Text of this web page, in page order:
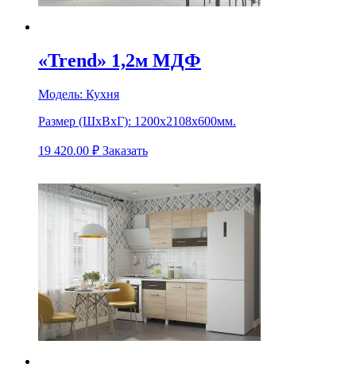
«Trend» 1,2м МДФ
Модель: Кухня
Размер (ШхВхГ): 1200х2108х600мм.
19 420.00 ₽ Заказать